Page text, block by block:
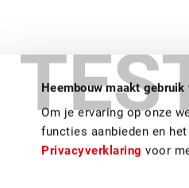
Heembouw maakt gebruik
Om je ervaring op onze
functies aanbieden en
Privacyverklaring voor